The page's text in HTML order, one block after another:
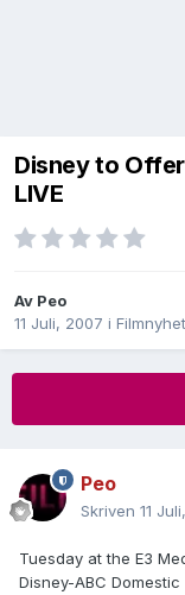
Disney to
LIVE
Av Peo
11 Juli, 2007 i
Peo
Skriven 11
Tuesday at the E3
Disney-ABC